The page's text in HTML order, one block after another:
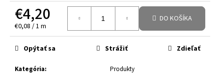
€4,20
Jednotková cena:
€0,08 / 1 m
DO KOŠÍKA
Kategória: Produkty
Opýtať sa Strážiť Zdieľať